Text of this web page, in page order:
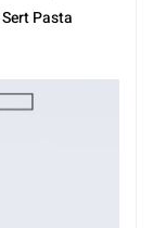
,Setler,Setler